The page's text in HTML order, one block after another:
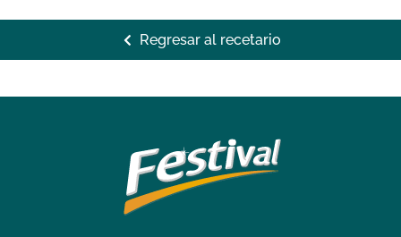
Regresar al recetario